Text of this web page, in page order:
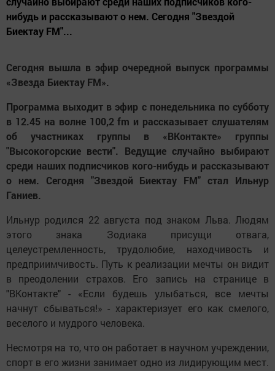
нибудь и рассказывают о нем. Сегодня "Звездой
Биектау FM"...
Сегодня вышла в эфир очередной выпуск программы
«Звезда Биектау FM».
Программа выходит в эфир с понедельника по субботу
в 12.45 на волне 100,2 fm и рассказывает слушателям
об участниках группы в «ВКонтакте» группы
"Высокогорские вести". Ведущие случайно выбирают
среди наших подписчиков кого-нибудь и рассказывают
о нем. Сегодня "Звездой Биектау FM" стал Ильнур
Ганиев.
Ильнур родился 22 августа под знаком Льва. Людям
этого знака Зодиака присущи отвага,
целеустремленность, трудолюбие, находчивость и
предприимчивость. Путь к реализации мечты он видит
в преодолении страхов. Его запись на странице в
"ВКонтакте" - «Если будешь улыбаться, все мечты
начнут сбываться!» - характеризует его как смелого,
веселого и мудрого человека.
Несмотря на то, что он работает в научном учреждении,
спорт в его жизни занимает одно из лидирующим мест.